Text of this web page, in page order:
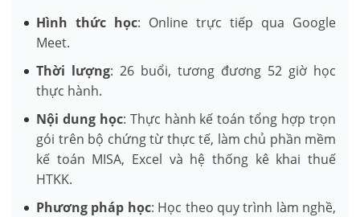
Hình thức học: Online trực tiếp qua Google
Meet.
Thời lượng: 26 buổi, tương đương 52 giờ học
thực hành.
Nội dung học: Thực hành kế toán tổng hợp trọn
gói trên bộ chứng từ thực tế, làm chủ phần mềm
kế toán MISA, Excel và hệ thống kê khai thuế
HTKK.
Phương pháp học: Học theo quy trình làm nghề,